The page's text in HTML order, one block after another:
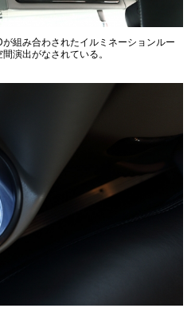
組み合わされたイルミネーションルー
演出がなされている。